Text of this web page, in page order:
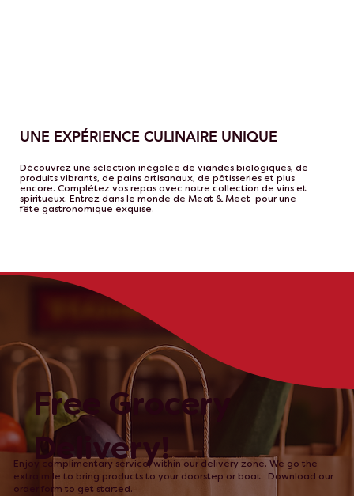
UNE EXPÉRIENCE CULINAIRE UNIQUE
Découvrez une sélection inégalée de viandes biologiques, de
produits vibrants, de pains artisanaux, de pâtisseries et plus
encore. Complétez vos repas avec notre collection de vins et
spiritueux. Entrez dans le monde de Meat & Meet pour une
fête gastronomique exquise.
Free Grocery
Delivery!
Enjoy complimentary service, within our delivery zone. We go the
extra mile to bring products to your doorstep or boat. Download our
order form to get started.